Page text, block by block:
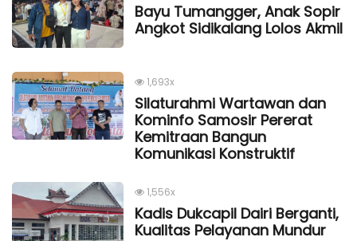
Bayu Tumangger, Anak Sopir
Angkot Sidikalang Lolos Akmil
1,693x
Silaturahmi Wartawan dan
Kominfo Samosir Pererat
Kemitraan Bangun
Komunikasi Konstruktif
1,556x
Kadis Dukcapil Dairi Berganti,
Kualitas Pelayanan Mundur